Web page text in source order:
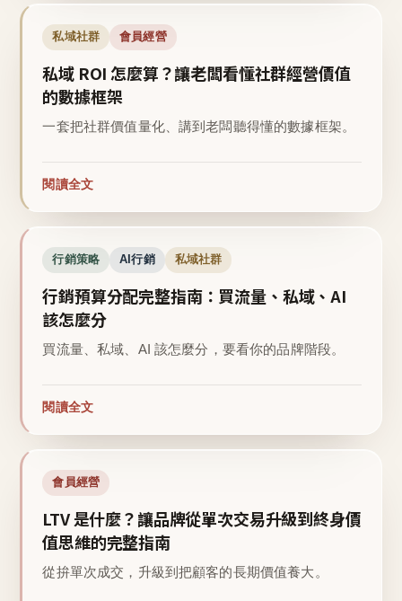
私域社群 會員經營
私域 ROI 怎麼算？讓老闆看懂社群經營價值
的數據框架
一套把社群價值量化、講到老闆聽得懂的數據框架。
閱讀全文
行銷策略 AI行銷 私域社群
行銷預算分配完整指南：買流量、私域、AI
該怎麼分
買流量、私域、AI 該怎麼分，要看你的品牌階段。
閱讀全文
會員經營
LTV 是什麼？讓品牌從單次交易升級到終身價
值思維的完整指南
從拚單次成交，升級到把顧客的長期價值養大。